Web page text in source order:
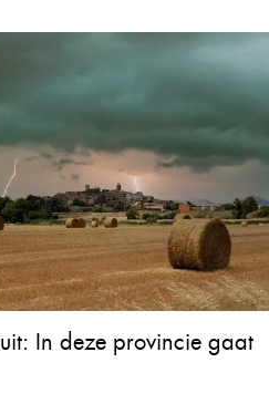
In deze provincie gaat